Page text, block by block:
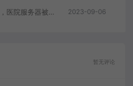
“中药房配酸梅汤”火了，医院服务器被挤爆，网友：更适合中国宝宝体质 2023-09-06
暂无评论